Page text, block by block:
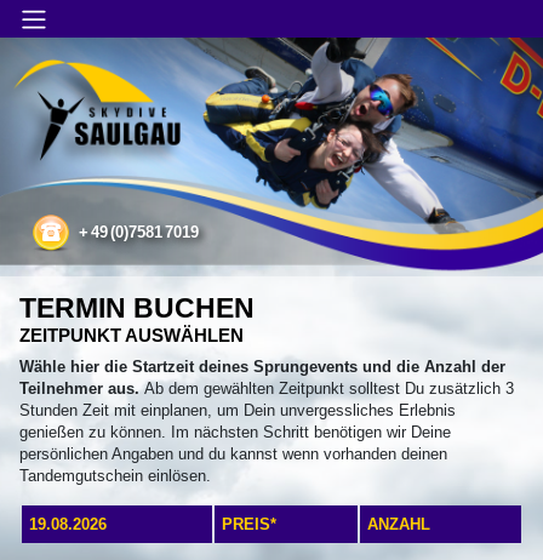
Tandemsprung
+ 49(0)75817019
Main Menu
TERMIN BUCHEN
ZEITPUNKT AUSWÄHLEN
Wähle hier die Startzeit deines Sprungevents und die Anzahl der
Teilnehmer aus.Ab dem gewählten Zeitpunkt solltest Du zusätzlich 3
Stunden Zeit mit einplanen, um Dein unvergessliches Erlebnis
genießen zu können. Im nächsten Schritt benötigen wir Deine
persönlichen Angaben und du kannst wenn vorhanden deinen
Tandemgutschein einlösen.
19.08.2026 PREIS* ANZAHL